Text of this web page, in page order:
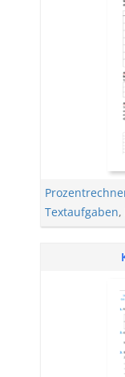
Textaufgaben,